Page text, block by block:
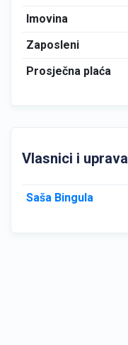
Imovina
Zaposleni
Prosječna plaća
Vlasnici i uprava
Saša Bingula